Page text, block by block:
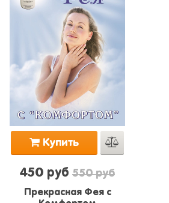
Купить
450 руб 550 руб
Прекрасная Фея с